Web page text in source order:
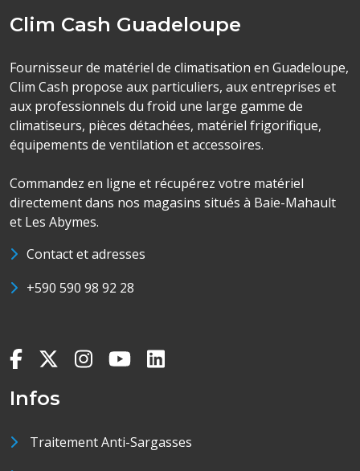
Clim Cash Guadeloupe
Fournisseur de matériel de climatisation en Guadeloupe,
Clim Cash propose aux particuliers, aux entreprises et
aux professionnels du froid une large gamme de
climatiseurs, pièces détachées, matériel frigorifique,
équipements de ventilation et accessoires.
Commandez en ligne et récupérez votre matériel
directement dans nos magasins situés à Baie-Mahault
et Les Abymes.
Contact et adresses
+590 590 98 92 28
Infos
Traitement Anti-Sargasses